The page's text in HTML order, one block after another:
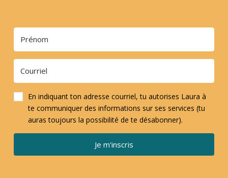
En indiquant ton adresse courriel, tu autorises Laura à
te communiquer des informations sur ses services (tu
auras toujours la possibilité de te désabonner).
Je m'inscris